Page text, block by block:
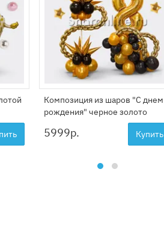
Композиция из шаров "С днем
рождения" черное золото
5999р. Купить